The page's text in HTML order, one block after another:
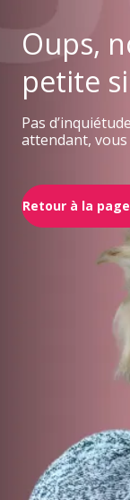
Oups,
petite
Pas
attendant, vous
Retour à la